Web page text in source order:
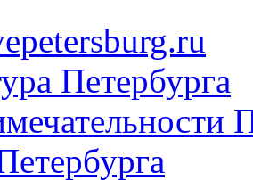
Петербурга